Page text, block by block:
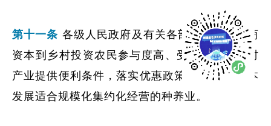
第十一条 各级人民政府及有关各部门应当为工商
资本到乡村投资农民参与度高、受益面广的乡村
产业提供便利条件，落实优惠政策,引导工商资本
发展适合规模化集约化经营的种养业。